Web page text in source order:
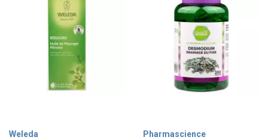
Weleda
Pharmascience